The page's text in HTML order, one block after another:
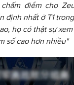
điểm cho
định nhất ở T1
họ có thật sự
số cao hơn nhiều"